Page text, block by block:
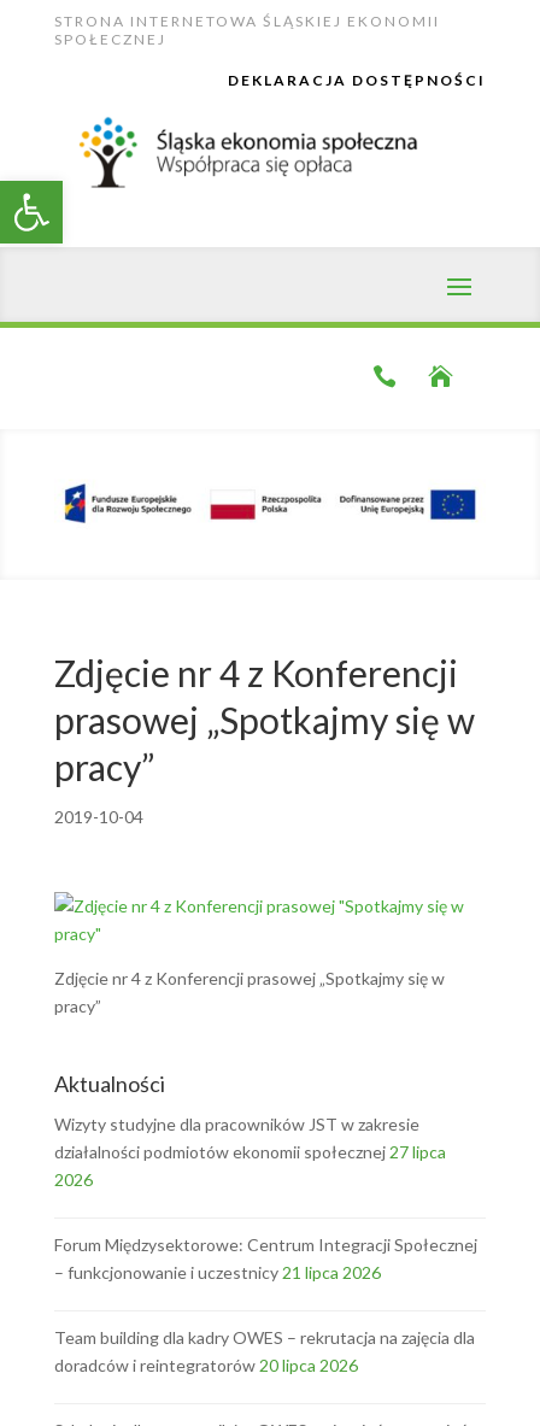
content
STRONA INTERNETOWA ŚLĄSKIEJ EKONOMII
SPOŁECZNEJ
DEKLARACJA DOSTĘPNOŚCI


Zdjęcie nr 4 z Konferencji
prasowej „Spotkajmy się w
pracy”
2019-10-04
Zdjęcie nr 4 z Konferencji prasowej „Spotkajmy się w
pracy”
Aktualności
Wizyty studyjne dla pracowników JST w zakresie
działalności podmiotów ekonomii społecznej 27 lipca
2026
Forum Międzysektorowe: Centrum Integracji Społecznej
– funkcjonowanie i uczestnicy 21 lipca 2026
Team building dla kadry OWES – rekrutacja na zajęcia dla
doradców i reintegratorów 20 lipca 2026
Open toolbar